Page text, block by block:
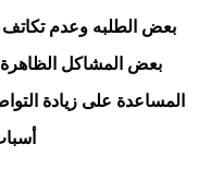
بعض الطلبه وعدم
بعض المشاكل
المساعدة على زيادة